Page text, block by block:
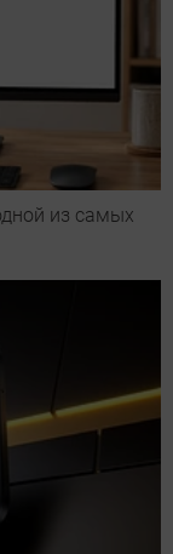
из самых